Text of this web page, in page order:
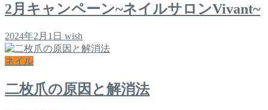
2月キャンペーン~ネイルサロンVivant~
2024年2月1日 wish
ネイル
二枚爪の原因と解消法